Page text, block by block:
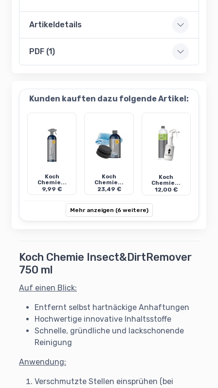
Artikeldetails
PDF (1)
Kunden kauften dazu folgende Artikel:
Koch
Chemie...
9,99 €
Koch
Chemie...
23,49 €
Koch
Chemie...
12,00 €
Mehr anzeigen (6 weitere)
Koch Chemie Insect&DirtRemover
750 ml
Auf einen Blick:
Entfernt selbst hartnäckige Anhaftungen
Hochwertige innovative Inhaltsstoffe
Schnelle, gründliche und lackschonende
Reinigung
Anwendung:
Verschmutzte Stellen einsprühen (bei